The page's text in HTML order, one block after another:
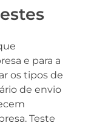
e para a
os tipos de
de envio
Teste